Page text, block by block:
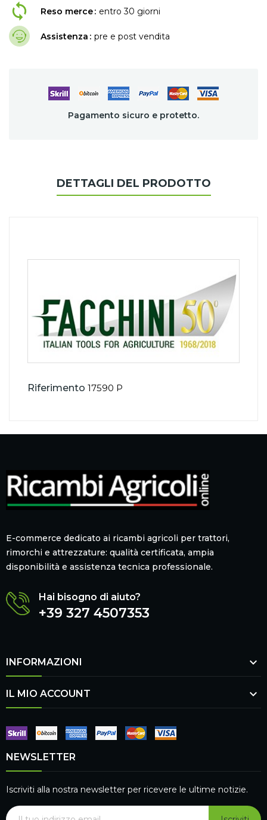
Reso merce entro 30 giorni
Assistenza pre e post vendita
Pagamento sicuro e protetto.
DETTAGLI DEL PRODOTTO
Riferimento 17590 P
E-commerce dedicato ai ricambi agricoli per trattori,
rimorchi e attrezzature: qualità certificata, ampia
disponibilità e assistenza tecnica professionale.
Hai bisogno di aiuto?
+39 327 4507353
INFORMAZIONI 
IL MIO ACCOUNT 
NEWSLETTER
Iscriviti alla nostra newsletter per ricevere le ultime notizie.